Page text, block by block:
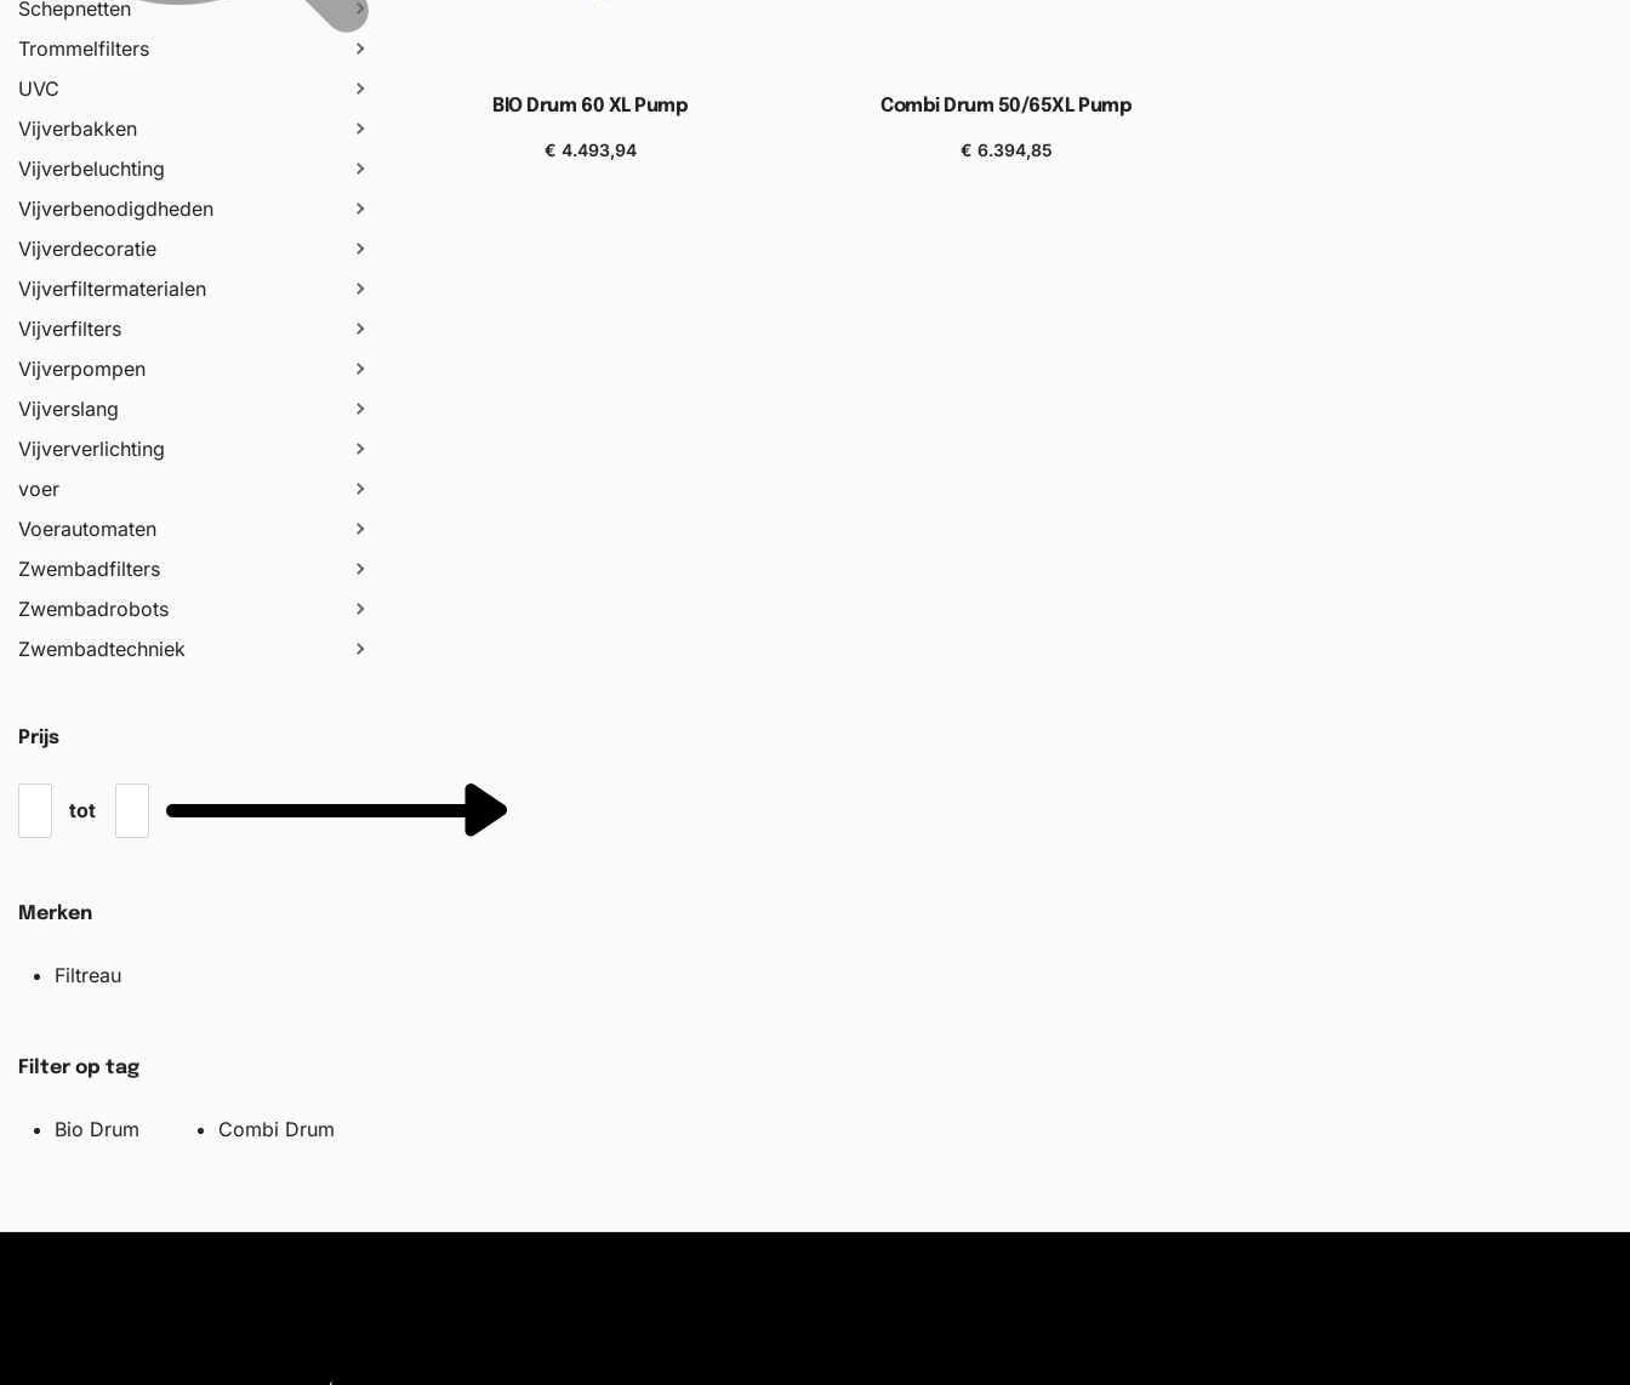
Schepnetten
Trommelfilters
UVC
Vijverbakken
Vijverbeluchting
Vijverbenodigdheden
Vijverdecoratie
Vijverfiltermaterialen
Vijverfilters
Vijverpompen
Vijverslang
Vijververlichting
voer
Voerautomaten
Zwembadfilters
Zwembadrobots
Zwembadtechniek
Prijs
tot
Merken
Filtreau
Filter op tag
Bio Drum Combi Drum
BIO Drum 60 XL Pump
€ 4.493,94
Combi Drum 50/65XL Pump
€ 6.394,85